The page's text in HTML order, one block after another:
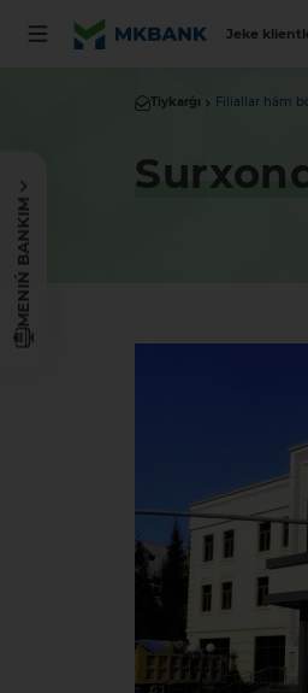
Jeke
MENIŃ BANKIM
Tiykarǵı Filiallar hám